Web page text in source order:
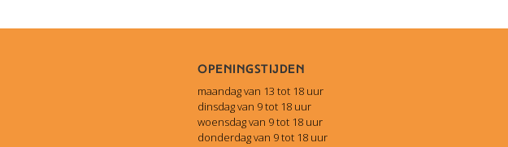
Openingstijden
maandag van 13 tot 18 uur
dinsdag van 9 tot 18 uur
woensdag van 9 tot 18 uur
donderdag van 9 tot 18 uur